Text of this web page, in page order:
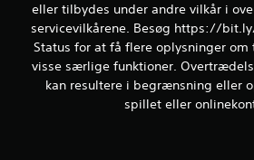
eller tilbydes under andre vilkår i
servicevilkårene. Besøg https://
Status for at få flere oplysninger
visse særlige funktioner.
kan resultere i begrænsning eller
spillet eller